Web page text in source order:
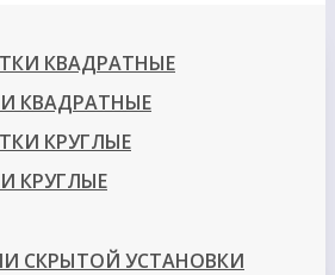
КВАДРАТНЫЕ
КВАДРАТНЫЕ
КРУГЛЫЕ
КРУГЛЫЕ
СКРЫТОЙ УСТАНОВКИ